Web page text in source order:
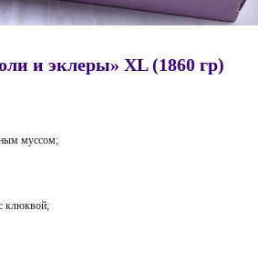
и эклеры» XL (1860 гр)
муссом;
клюквой;